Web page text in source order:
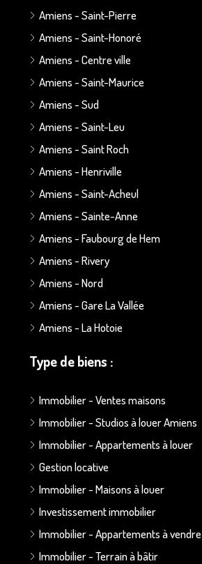
Amiens - Saint-Pierre
Amiens - Saint-Honoré
Amiens - Centre ville
Amiens - Saint-Maurice
Amiens - Sud
Amiens - Saint-Leu
Amiens - Saint Roch
Amiens - Henriville
Amiens - Saint-Acheul
Amiens - Sainte-Anne
Amiens - Faubourg de Hem
Amiens - Rivery
Amiens - Nord
Amiens - Gare La Vallée
Amiens - La Hotoie
Type de biens :
Immobilier - Ventes maisons
Immobilier - Studios à louer Amiens
Immobilier - Appartements à louer
Gestion locative
Immobilier - Maisons à louer
Investissement immobilier
Immobilier - Appartements à vendre
Immobilier - Terrain à bâtir